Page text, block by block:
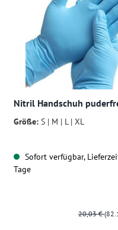
Nitril Handschuh
Größe: S | M | L | XL
Sofort verfügbar,
Tage
20,03 €